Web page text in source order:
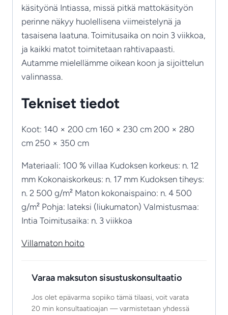
käsityönä Intiassa, missä pitkä mattokäsityön
perinne näkyy huolellisena viimeistelynä ja
tasaisena laatuna. Toimitusaika on noin 3 viikkoa,
ja kaikki matot toimitetaan rahtivapaasti.
Autamme mielellämme oikean koon ja sijoittelun
valinnassa.
Tekniset tiedot
Koot: 140 × 200 cm 160 × 230 cm 200 × 280
cm 250 × 350 cm
Materiaali: 100 % villaa Kudoksen korkeus: n. 12
mm Kokonaiskorkeus: n. 17 mm Kudoksen tiheys:
n. 2 500 g/m² Maton kokonaispaino: n. 4 500
g/m² Pohja: lateksi (liukumaton) Valmistusmaa:
Intia Toimitusaika: n. 3 viikkoa
Villamaton hoito
Varaa maksuton sisustuskonsultaatio
Jos olet epävarma sopiiko tämä tilaasi, voit varata
20 min konsultaatioajan — varmistetaan yhdessä